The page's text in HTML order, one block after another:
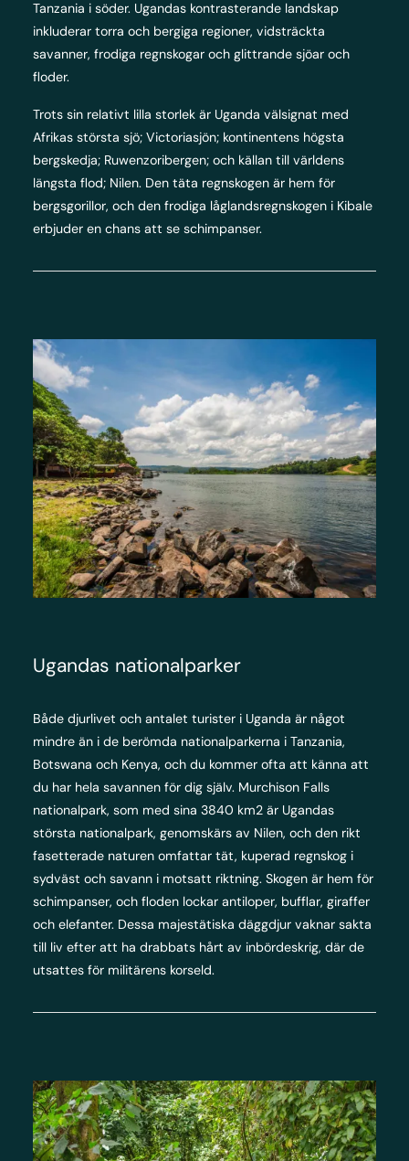
Tanzania i söder. Ugandas kontrasterande landskap
inkluderar torra och bergiga regioner, vidsträckta
savanner, frodiga regnskogar och glittrande sjöar och
floder.
Trots sin relativt lilla storlek är Uganda välsignat med
Afrikas största sjö; Victoriasjön; kontinentens högsta
bergskedja; Ruwenzoribergen; och källan till världens
längsta flod; Nilen. Den täta regnskogen är hem för
bergsgorillor, och den frodiga låglandsregnskogen i Kibale
erbjuder en chans att se schimpanser.
Ugandas nationalparker
Både djurlivet och antalet turister i Uganda är något
mindre än i de berömda nationalparkerna i Tanzania,
Botswana och Kenya, och du kommer ofta att känna att
du har hela savannen för dig själv. Murchison Falls
nationalpark, som med sina 3840 km2 är Ugandas
största nationalpark, genomskärs av Nilen, och den rikt
fasetterade naturen omfattar tät, kuperad regnskog i
sydväst och savann i motsatt riktning. Skogen är hem för
schimpanser, och floden lockar antiloper, bufflar, giraffer
och elefanter. Dessa majestätiska däggdjur vaknar sakta
till liv efter att ha drabbats hårt av inbördeskrig, där de
utsattes för militärens korseld.